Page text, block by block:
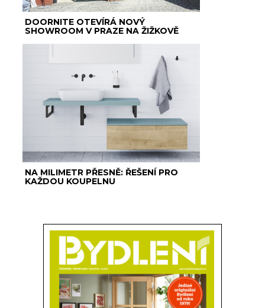
DOORNITE OTEVÍRÁ NOVÝ
SHOWROOM V PRAZE NA ŽIŽKOVĚ
NA MILIMETR PŘESNĚ: ŘEŠENÍ PRO
KAŽDOU KOUPELNU